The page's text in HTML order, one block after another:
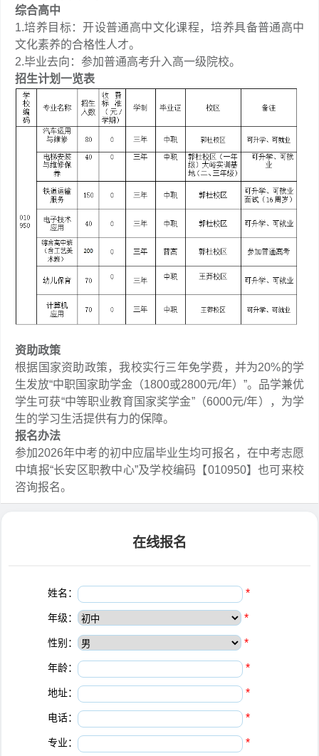
综合高中
1.培养目标：开设普通高中文化课程，培养具备普通高中
文化素养的合格性人才。
2.毕业去向：参加普通高考升入高一级院校。
招生计划一览表
资助政策
根据国家资助政策，我校实行三年免学费，并为20%的学
生发放“中职国家助学金（1800或2800元/年）”。品学兼优
学生可获“中等职业教育国家奖学金”（6000元/年），为学
生的学习生活提供有力的保障。
报名办法
参加2026年中考的初中应届毕业生均可报名，在中考志愿
中填报“长安区职教中心”及学校编码【010950】也可来校
咨询报名。
在线报名
姓名： *
年级： *
性别： *
年龄： *
地址： *
电话： *
专业： *